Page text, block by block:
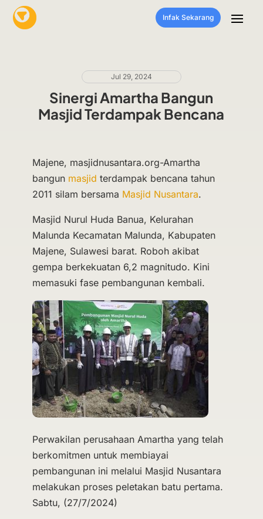
Infak Sekarang
Jul 29, 2024
Sinergi Amartha Bangun
Masjid Terdampak Bencana
Majene, masjidnusantara.org-Amartha
bangunmasjid terdampak bencana tahun
2011 silam bersama Masjid Nusantara.
Masjid Nurul Huda Banua, Kelurahan
Malunda Kecamatan Malunda, Kabupaten
Majene, Sulawesi barat. Roboh akibat
gempa berkekuatan 6,2 magnitudo. Kini
memasuki fase pembangunan kembali.
Perwakilan perusahaan Amartha yang telah
berkomitmen untuk membiayai
pembangunan ini melalui Masjid Nusantara
melakukan proses peletakan batu pertama.
Sabtu, (27/7/2024)